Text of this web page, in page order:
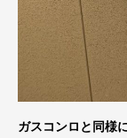
ガスコンロと同様